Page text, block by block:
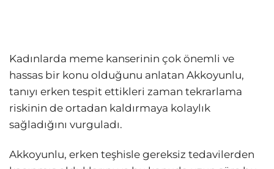
Kadınlarda meme kanserinin çok önemli ve
hassas bir konu olduğunu anlatan Akkoyunlu,
tanıyı erken tespit ettikleri zaman tekrarlama
riskinin de ortadan kaldırmaya kolaylık
sağladığını vurguladı.
Akkoyunlu, erken teşhisle gereksiz tedavilerden